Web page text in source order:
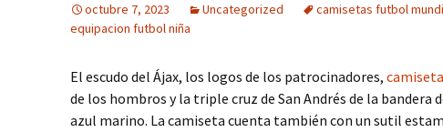
octubre 7, 2023 Uncategorized camisetas futbol
equipacion futbol niña
El escudo del Ájax, los logos de los patrocinadores,
de los hombros y la triple cruz de San Andrés de la bandera
azul marino. La camiseta cuenta también con un sutil